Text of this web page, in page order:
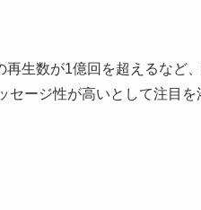
再生数が1億回を超えるなど
ージ性が高いとして注目を